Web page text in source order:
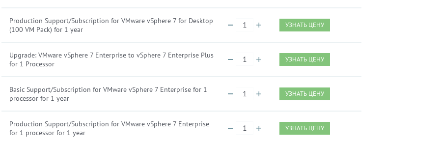
Production Support/Subscription for VMware vSphere 7 for Desktop
(100 VM Pack) for 1 year
УЗНАТЬ ЦЕНУ
Upgrade: VMware vSphere 7 Enterprise to vSphere 7 Enterprise Plus
for 1 Processor
УЗНАТЬ ЦЕНУ
Basic Support/Subscription for VMware vSphere 7 Enterprise for 1
processor for 1 year
УЗНАТЬ ЦЕНУ
Production Support/Subscription for VMware vSphere 7 Enterprise
for 1 processor for 1 year
УЗНАТЬ ЦЕНУ